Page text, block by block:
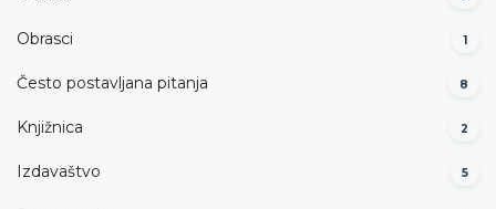
Obrasci 1
Često postavljana pitanja 8
Knjižnica 2
Izdavaštvo 5